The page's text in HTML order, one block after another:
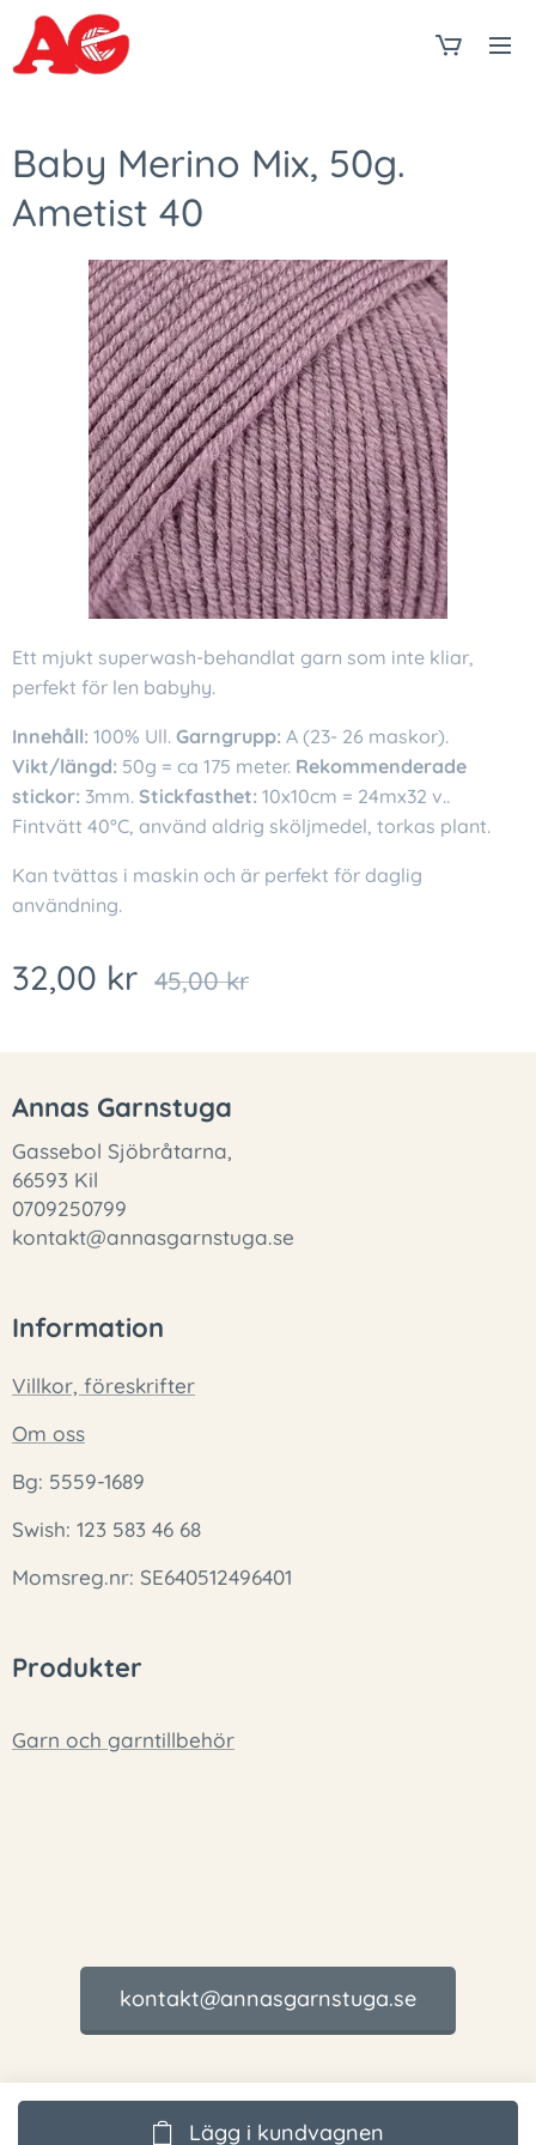
Baby Merino Mix, 50g.
Ametist 40
Ett mjukt superwash-behandlat garn som inte kliar,
perfekt för len babyhy.
Innehåll: 100% Ull. Garngrupp: A (23- 26 maskor).
Vikt/längd: 50g = ca 175 meter. Rekommenderade
stickor: 3mm. Stickfasthet: 10x10cm = 24mx32 v..
Fintvätt 40°C, använd aldrig sköljmedel, torkas plant.
Kan tvättas i maskin och är perfekt för daglig
användning.
32,00 kr 45,00kr
Lägg i kundvagnen
Annas Garnstuga
Gassebol Sjöbråtarna,
66593 Kil
0709250799
kontakt@annasgarnstuga.se
Information
Villkor, föreskrifter
Om oss
Bg: 5559-1689
Swish: 123 583 46 68
Momsreg.nr: SE640512496401
Produkter
Garn och garntillbehör
kontakt@annasgarnstuga.se